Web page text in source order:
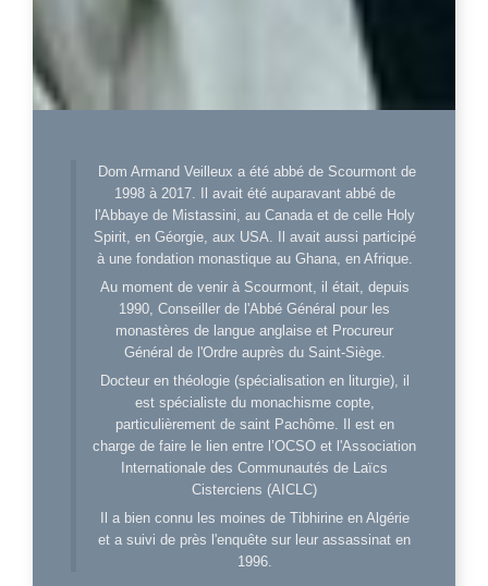
Dom Armand Veilleux a été abbé de Scourmont de
1998 à 2017. Il avait été auparavant abbé de
l'Abbaye de Mistassini, au Canada et de celle Holy
Spirit, en Géorgie, aux USA. Il avait aussi participé
à une fondation monastique au Ghana, en Afrique.
Au moment de venir à Scourmont, il était, depuis
1990, Conseiller de l'Abbé Général pour les
monastères de langue anglaise et Procureur
Général de l'Ordre auprès du Saint-Siège.
Docteur en théologie (spécialisation en liturgie), il
est spécialiste du monachisme copte,
particulièrement de saint Pachôme. Il est en
charge de faire le lien entre l’OCSO et l'Association
Internationale des Communautés de Laïcs
Cisterciens (AICLC)
Il a bien connu les moines de Tibhirine en Algérie
et a suivi de près l'enquête sur leur assassinat en
1996.